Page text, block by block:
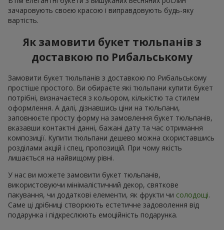
зачаровують своєю красою і виправдовують будь-яку
вартість.
Як замовити букет тюльпанів з
доставкою по Рибальському
Замовити букет тюльпанів з доставкою по Рибальському
простіше простого. Ви обираєте які тюльпани купити букет
потрібні, визначаєтеся з кольором, кількістю та стилем
оформлення. А далі, дізнавшись ціни на тюльпани,
заповнюєте просту форму на замовлення букет тюльпанів,
вказавши контактні данні, бажані дату та час отримання
композиції. Купити тюльпани дешево можна скориставшись
розділами акцій і спец. пропозицій. При чому якість
лишається на найвищому рівні.
У нас ви можете замовити букет тюльпанів,
використовуючи мінімалістичний декор, святкове
пакування, чи додаткові елементи, як фрукти чи солодощі.
Саме ці дрібниці створюють естетичне задоволення від
подарунка і підкреслюють емоційність подарунка.